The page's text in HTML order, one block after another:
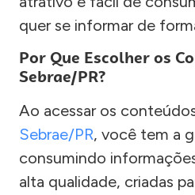
quer se informar de
Por Que Escolher os
Sebrae/PR?
Ao acessar os
Sebrae/PR, você tem a
consumindo
alta qualidade, criadas